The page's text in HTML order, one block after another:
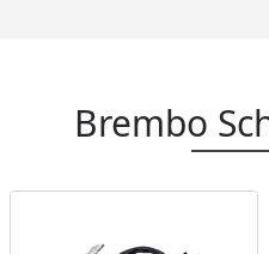
Brembo